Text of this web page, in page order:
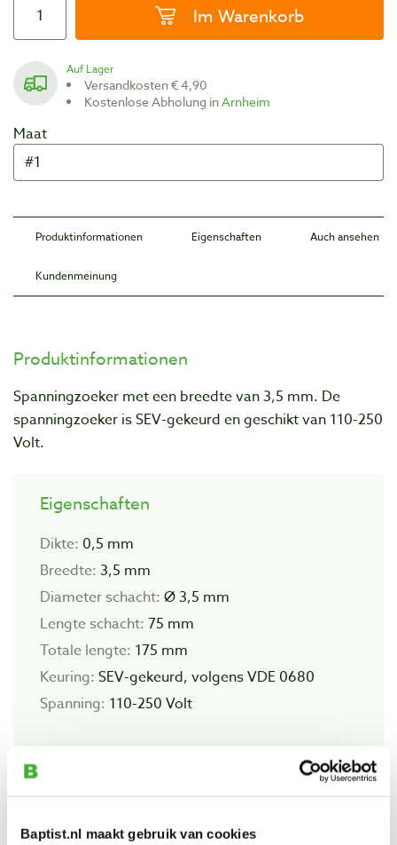
Baptist.nl maakt gebruik van cookies
Im Warenkorb
Auf Lager
Versandkosten € 4,90
Kostenlose Abholung inArnheim
Maat
Produktinformationen Eigenschaften Auch ansehen
Kundenmeinung
Produktinformationen
Spanningzoeker met een breedte van 3,5 mm. De
spanningzoeker is SEV-gekeurd en geschikt van 110-250
Volt.
Eigenschaften
Dikte: 0,5 mm
Breedte: 3,5 mm
Diameter schacht: Ø 3,5 mm
Lengte schacht: 75 mm
Totale lengte: 175 mm
Keuring: SEV-gekeurd, volgens VDE 0680
Spanning: 110-250 Volt
Auch ansehen